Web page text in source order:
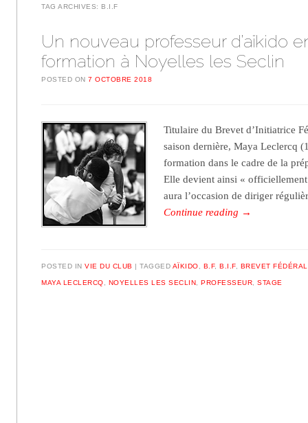
TAG ARCHIVES: B.I.F
Un nouveau professeur d’aïkido
formation à Noyelles les Seclin
POSTED ON7 OCTOBRE 2018
Titulaire du Brevet d’Initiatrice
saison dernière, Maya Leclercq
formation dans le cadre de la
Elle devient ainsi «
aura l’occasion de diriger
Continue reading →
POSTED INVIE DU CLUB TAGGED AÏKIDO B.F,B.I.F, BREVET FÉDÉRAL
MAYA LECLERCQ NOYELLES LES SECLIN ,PROFESSEUR ,STAGE